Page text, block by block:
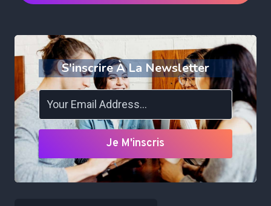
S'inscrire À La Newsletter
Je M'inscris